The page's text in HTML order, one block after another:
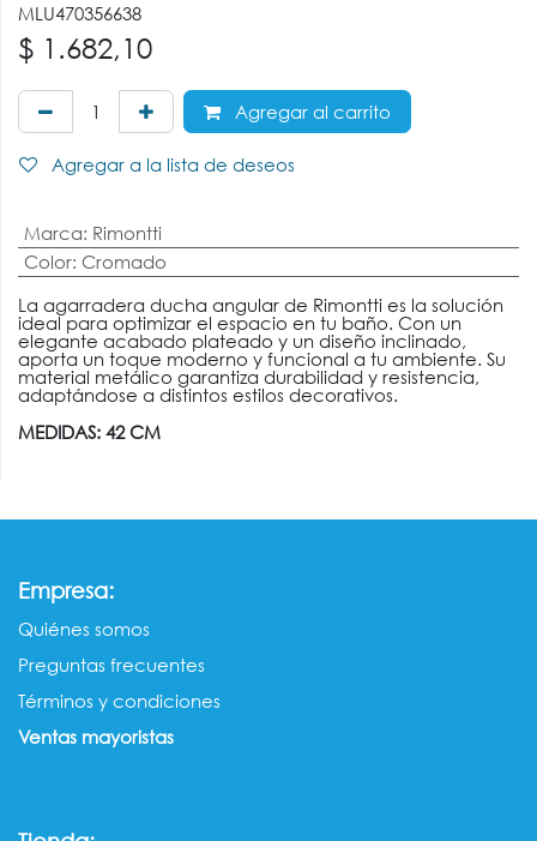
MLU470356638
$ 1.682,10
Agregar al carrito
Agregar a la lista de deseos
Marca: Rimontti
Color: Cromado
La agarradera ducha angular de Rimontti es la solución
ideal para optimizar el espacio en tu baño. Con un
elegante acabado plateado y un diseño inclinado,
aporta un toque moderno y funcional a tu ambiente. Su
material metálico garantiza durabilidad y resistencia,
adaptándose a distintos estilos decorativos.
MEDIDAS: 42 CM
Empresa:
Quiénes somos​​
Preguntas frecuentes
Términos y condiciones
Ventas mayorista​s